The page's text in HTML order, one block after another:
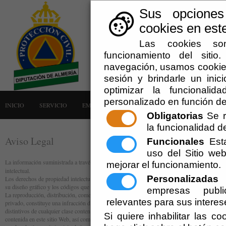
Sus
cookies en
Las cookies
funcionamiento del
navegación, usamos
sesión y brindarle un
optimizar la
personalizado en función
Obligatorias Se
la funcionalidad
Funcionales
uso del Sitio
mejorar el funcionamiento.
Personalizadas
empresas
relevantes para sus
Si quiere inhabilitar las
INICIO SERVICIO EMERGENCIAS LA AGRUPACIÓN AVISOS
Aviso Legal
La información suministrada a través de este sitio Web.www.dipalme.orgse encuentra
intelectual.
Los derechos de propiedad intelectual del contenido de este sitio Web pertenecen a la
su diseño gráfico y los códigos que contiene.
La reproducción, distribución, comercialización o transformación no autorizadas de estas
privado, constituye una infracción de los derechos de propiedad intelectual de estas
distintivos de cualquier clase contenidos en el portal están protegidos por la ley. La
contenida en este sitio Web, así como los perjuicios ocasionados en los derechos de